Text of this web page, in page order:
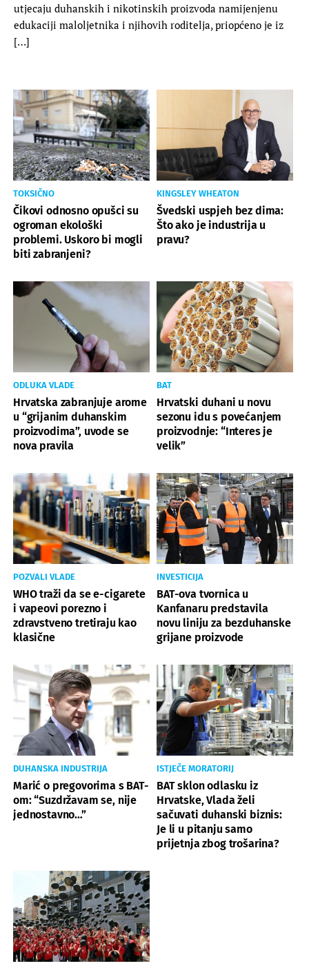
utjecaju duhanskih i nikotinskih proizvoda namijenjenu
edukaciji maloljetnika i njihovih roditelja, priopćeno je iz
[…]
TOKSIČNO
Čikovi odnosno opušci su
ogroman ekološki
problemi. Uskoro bi mogli
biti zabranjeni?
KINGSLEY WHEATON
Švedski uspjeh bez dima:
Što ako je industrija u
pravu?
ODLUKA VLADE
Hrvatska zabranjuje arome
u “grijanim duhanskim
proizvodima”, uvode se
nova pravila
BAT
Hrvatski duhani u novu
sezonu idu s povećanjem
proizvodnje: “Interes je
velik”
POZVALI VLADE
WHO traži da se e-cigarete
i vapeovi porezno i
zdravstveno tretiraju kao
klasične
INVESTICIJA
BAT-ova tvornica u
Kanfanaru predstavila
novu liniju za bezduhanske
grijane proizvode
DUHANSKA INDUSTRIJA
Marić o pregovorima s BAT-
om: “Suzdržavam se, nije
jednostavno…”
ISTJEČE MORATORIJ
BAT sklon odlasku iz
Hrvatske, Vlada želi
sačuvati duhanski biznis:
Je li u pitanju samo
prijetnja zbog trošarina?